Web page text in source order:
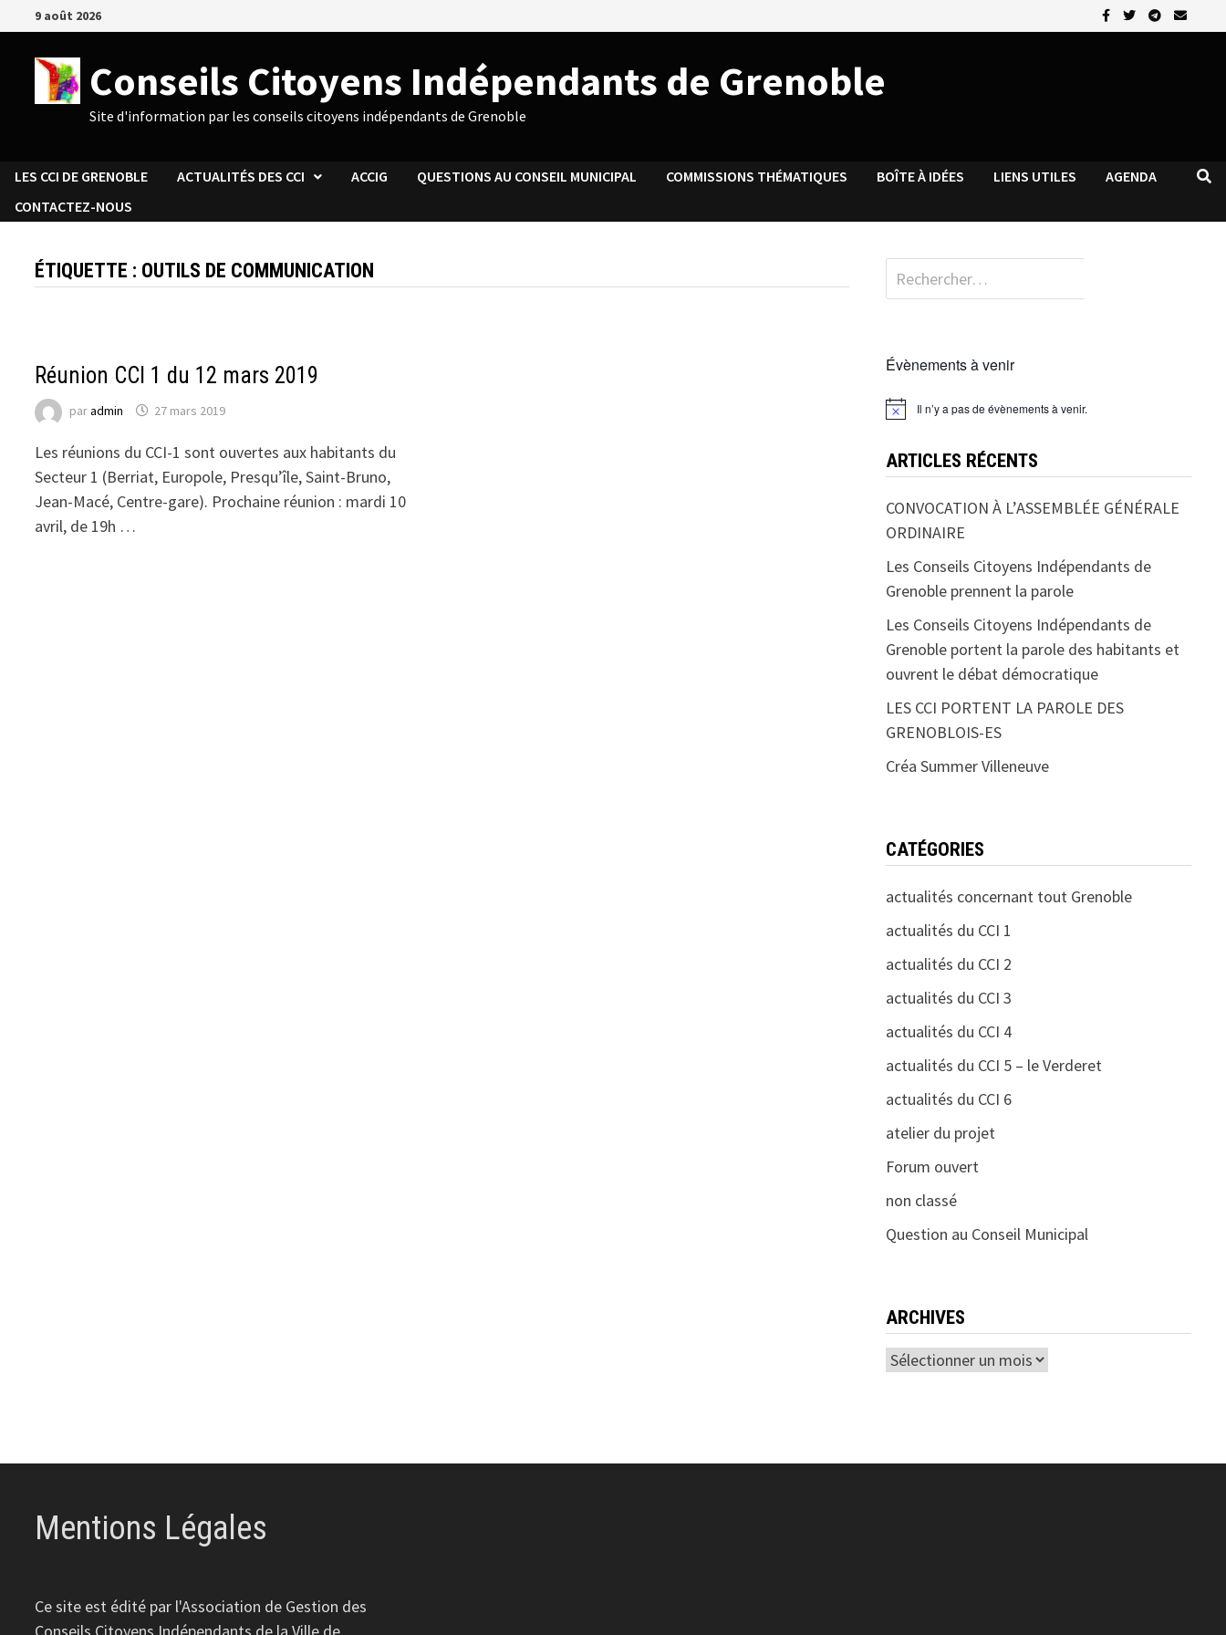
Passer
au
contenu
9 août 2026
Conseils Citoyens Indépendants de Grenoble
Site d'information par les conseils citoyens indépendants de Grenoble
LES CCI DE GRENOBLE ACTUALITÉS DES CCI ACCIG QUESTIONS AU CONSEIL MUNICIPAL COMMISSIONS THÉMATIQUES BOÎTE À IDÉES LIENS UTILES
AGENDA
CONTACTEZ-NOUS
ÉTIQUETTE : OUTILS DE COMMUNICATION
Réunion CCI 1 du 12 mars 2019
paradmin 27 mars 2019
Les réunions du CCI-1 sont ouvertes aux habitants du
Secteur 1 (Berriat, Europole, Presqu’île, Saint-Bruno,
Jean-Macé, Centre-gare). Prochaine réunion : mardi 10
avril, de 19h …
Rechercher :
Évènements à venir
Il n’y a pas de évènements à venir.
ARTICLES RÉCENTS
CONVOCATION À L’ASSEMBLÉE GÉNÉRALE
ORDINAIRE
Les Conseils Citoyens Indépendants de
Grenoble prennent la parole
Les Conseils Citoyens Indépendants de
Grenoble portent la parole des habitants et
ouvrent le débat démocratique
LES CCI PORTENT LA PAROLE DES
GRENOBLOIS-ES
Créa Summer Villeneuve
CATÉGORIES
actualités concernant tout Grenoble
actualités du CCI 1
actualités du CCI 2
actualités du CCI 3
actualités du CCI 4
actualités du CCI 5 – le Verderet
actualités du CCI 6
atelier du projet
Forum ouvert
non classé
Question au Conseil Municipal
ARCHIVES
Archives
Mentions Légales
Ce site est édité par l'Association de Gestion des